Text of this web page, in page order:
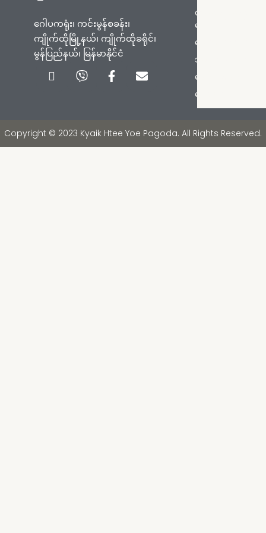
ဂေါပကရုံး၊ ကင်းမွန်စခန်း၊
ကျိုက်ထိုမြို့နယ်၊ ကျိုက်ထိုခရိုင်၊
မွန်ပြည်နယ်၊ မြန်မာနိုင်ငံ
Icon-
phone-
ViberFacebook-
f
Envelope
တက်ရောက်ရန်လမ်း
များ
စေတီတော်သမိုင်း
ဘုရားစေတီများ
ကြေငြာချက်များ
ဓာတ်ပုံများ
Copyright © 2023 Kyaik Htee Yoe Pagoda. All Rights Reserved.